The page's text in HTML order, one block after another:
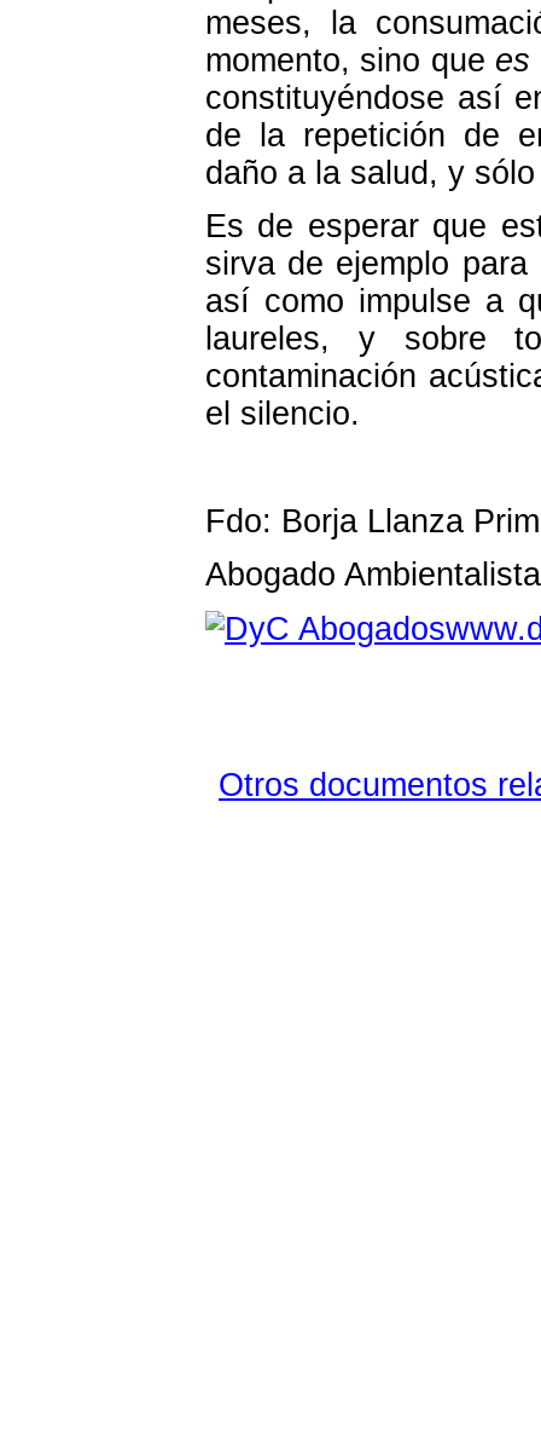
meses, la
momento, sino que es
constituyéndose así
de la repetición de
daño a la salud, y
Es de esperar que
sirva de ejemplo
así como impulse a
laureles, y sobre
contaminación
el silencio.
Fdo: Borja Llanza
Abogado
Otros documentos